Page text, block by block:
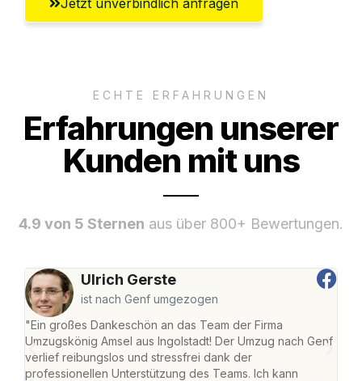
ECHTE ERFAHRUNGEN
Erfahrungen unserer
Kunden mit uns
4.9 von 5 Sternen aus über 800+ Bewertungen.
Ulrich Gerste
ist nach Genf umgezogen
"Ein großes Dankeschön an das Team der Firma
Umzugskönig Amsel aus Ingolstadt! Der Umzug nach Genf
verlief reibungslos und stressfrei dank der
professionellen Unterstützung des Teams. Ich kann